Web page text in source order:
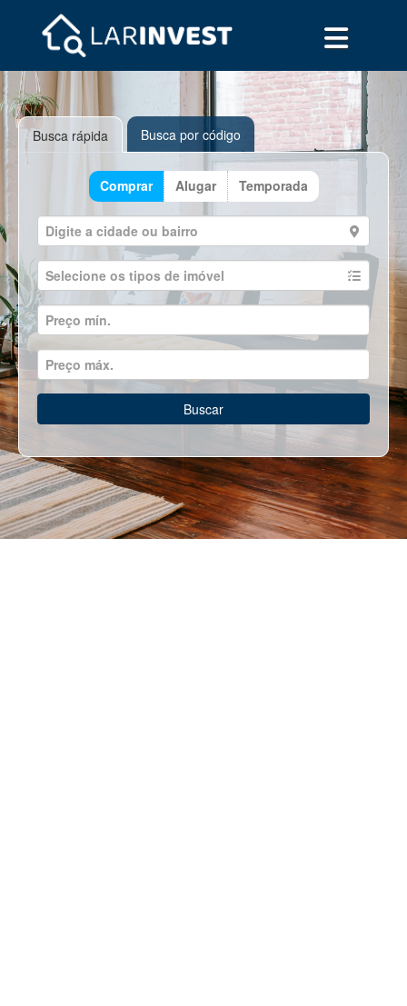
Busca rápida Busca por código
Comprar Alugar Temporada